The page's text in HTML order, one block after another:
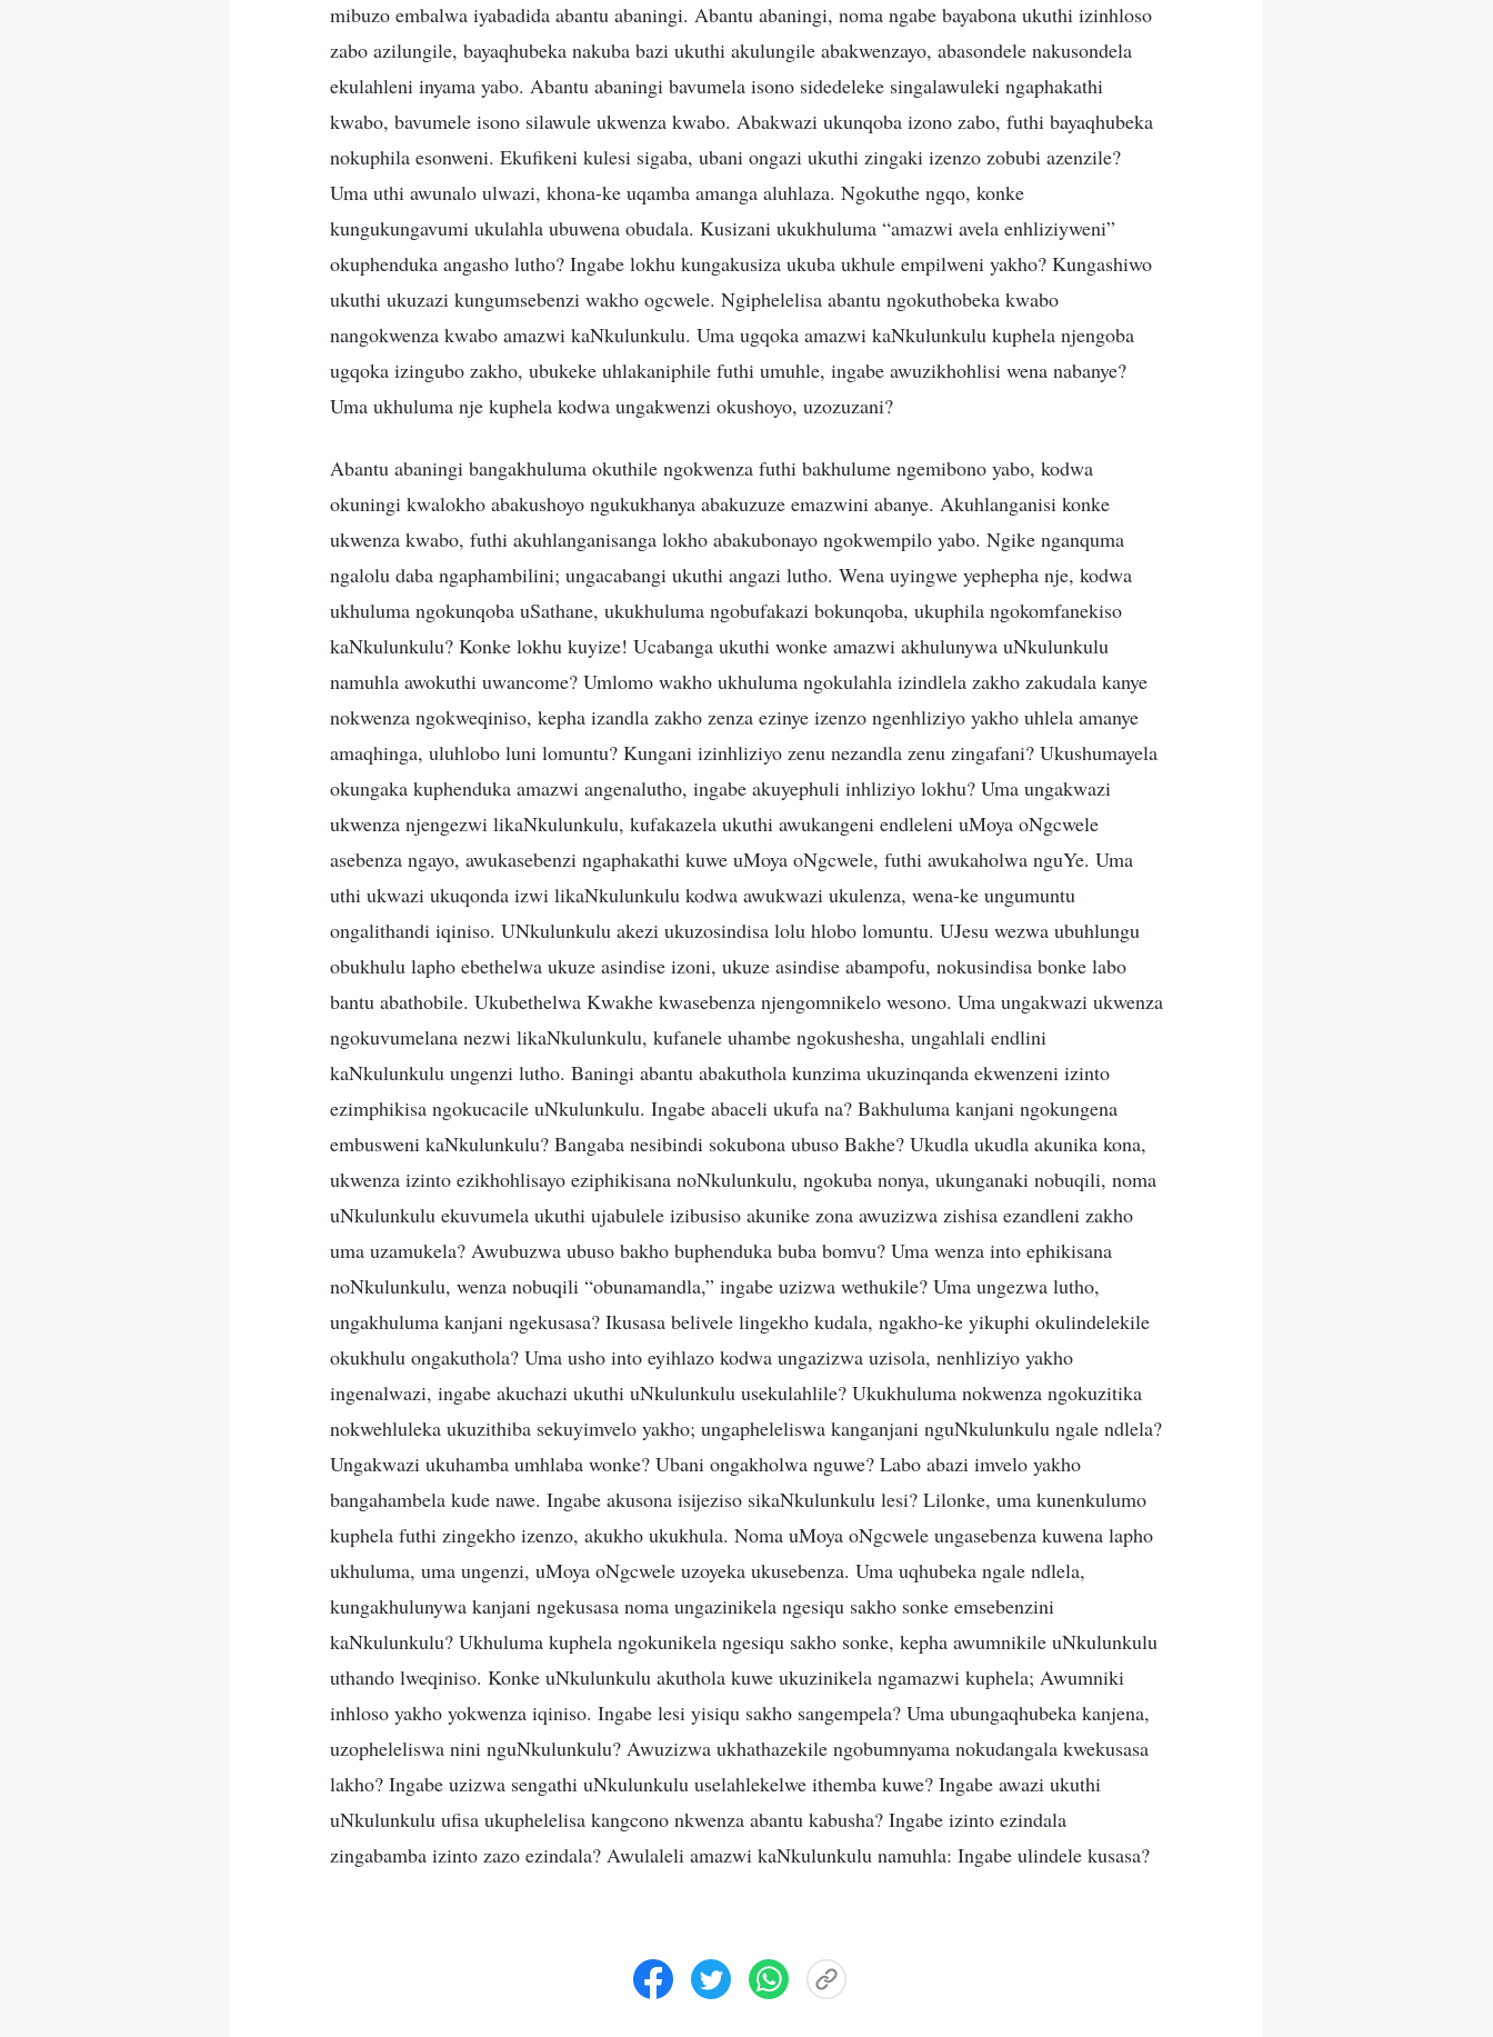
mibuzo embalwa iyabadida abantu abaningi. Abantu abaningi, noma ngabe bayabona ukuthi izinhloso
zabo azilungile, bayaqhubeka nakuba bazi ukuthi akulungile abakwenzayo, abasondele nakusondela
ekulahleni inyama yabo. Abantu abaningi bavumela isono sidedeleke singalawuleki ngaphakathi
kwabo, bavumele isono silawule ukwenza kwabo. Abakwazi ukunqoba izono zabo, futhi bayaqhubeka
nokuphila esonweni. Ekufikeni kulesi sigaba, ubani ongazi ukuthi zingaki izenzo zobubi azenzile?
Uma uthi awunalo ulwazi, khona-ke uqamba amanga aluhlaza. Ngokuthe ngqo, konke
kungukungavumi ukulahla ubuwena obudala. Kusizani ukukhuluma “amazwi avela enhliziyweni”
okuphenduka angasho lutho? Ingabe lokhu kungakusiza ukuba ukhule empilweni yakho? Kungashiwo
ukuthi ukuzazi kungumsebenzi wakho ogcwele. Ngiphelelisa abantu ngokuthobeka kwabo
nangokwenza kwabo amazwi kaNkulunkulu. Uma ugqoka amazwi kaNkulunkulu kuphela njengoba
ugqoka izingubo zakho, ubukeke uhlakaniphile futhi umuhle, ingabe awuzikhohlisi wena nabanye?
Uma ukhuluma nje kuphela kodwa ungakwenzi okushoyo, uzozuzani?
Abantu abaningi bangakhuluma okuthile ngokwenza futhi bakhulume ngemibono yabo, kodwa
okuningi kwalokho abakushoyo ngukukhanya abakuzuze emazwini abanye. Akuhlanganisi konke
ukwenza kwabo, futhi akuhlanganisanga lokho abakubonayo ngokwempilo yabo. Ngike nganquma
ngalolu daba ngaphambilini; ungacabangi ukuthi angazi lutho. Wena uyingwe yephepha nje, kodwa
ukhuluma ngokunqoba uSathane, ukukhuluma ngobufakazi bokunqoba, ukuphila ngokomfanekiso
kaNkulunkulu? Konke lokhu kuyize! Ucabanga ukuthi wonke amazwi akhulunywa uNkulunkulu
namuhla awokuthi uwancome? Umlomo wakho ukhuluma ngokulahla izindlela zakho zakudala kanye
nokwenza ngokweqiniso, kepha izandla zakho zenza ezinye izenzo ngenhliziyo yakho uhlela amanye
amaqhinga, uluhlobo luni lomuntu? Kungani izinhliziyo zenu nezandla zenu zingafani? Ukushumayela
okungaka kuphenduka amazwi angenalutho, ingabe akuyephuli inhliziyo lokhu? Uma ungakwazi
ukwenza njengezwi likaNkulunkulu, kufakazela ukuthi awukangeni endleleni uMoya oNgcwele
asebenza ngayo, awukasebenzi ngaphakathi kuwe uMoya oNgcwele, futhi awukaholwa nguYe. Uma
uthi ukwazi ukuqonda izwi likaNkulunkulu kodwa awukwazi ukulenza, wena-ke ungumuntu
ongalithandi iqiniso. UNkulunkulu akezi ukuzosindisa lolu hlobo lomuntu. UJesu wezwa ubuhlungu
obukhulu lapho ebethelwa ukuze asindise izoni, ukuze asindise abampofu, nokusindisa bonke labo
bantu abathobile. Ukubethelwa Kwakhe kwasebenza njengomnikelo wesono. Uma ungakwazi ukwenza
ngokuvumelana nezwi likaNkulunkulu, kufanele uhambe ngokushesha, ungahlali endlini
kaNkulunkulu ungenzi lutho. Baningi abantu abakuthola kunzima ukuzinqanda ekwenzeni izinto
ezimphikisa ngokucacile uNkulunkulu. Ingabe abaceli ukufa na? Bakhuluma kanjani ngokungena
embusweni kaNkulunkulu? Bangaba nesibindi sokubona ubuso Bakhe? Ukudla ukudla akunika kona,
ukwenza izinto ezikhohlisayo eziphikisana noNkulunkulu, ngokuba nonya, ukunganaki nobuqili, noma
uNkulunkulu ekuvumela ukuthi ujabulele izibusiso akunike zona awuzizwa zishisa ezandleni zakho
uma uzamukela? Awubuzwa ubuso bakho buphenduka buba bomvu? Uma wenza into ephikisana
noNkulunkulu, wenza nobuqili “obunamandla,” ingabe uzizwa wethukile? Uma ungezwa lutho,
ungakhuluma kanjani ngekusasa? Ikusasa belivele lingekho kudala, ngakho-ke yikuphi okulindelekile
okukhulu ongakuthola? Uma usho into eyihlazo kodwa ungazizwa uzisola, nenhliziyo yakho
ingenalwazi, ingabe akuchazi ukuthi uNkulunkulu usekulahlile? Ukukhuluma nokwenza ngokuzitika
nokwehluleka ukuzithiba sekuyimvelo yakho; ungapheleliswa kanganjani nguNkulunkulu ngale ndlela?
Ungakwazi ukuhamba umhlaba wonke? Ubani ongakholwa nguwe? Labo abazi imvelo yakho
bangahambela kude nawe. Ingabe akusona isijeziso sikaNkulunkulu lesi? Lilonke, uma kunenkulumo
kuphela futhi zingekho izenzo, akukho ukukhula. Noma uMoya oNgcwele ungasebenza kuwena lapho
ukhuluma, uma ungenzi, uMoya oNgcwele uzoyeka ukusebenza. Uma uqhubeka ngale ndlela,
kungakhulunywa kanjani ngekusasa noma ungazinikela ngesiqu sakho sonke emsebenzini
kaNkulunkulu? Ukhuluma kuphela ngokunikela ngesiqu sakho sonke, kepha awumnikile uNkulunkulu
uthando lweqiniso. Konke uNkulunkulu akuthola kuwe ukuzinikela ngamazwi kuphela; Awumniki
inhloso yakho yokwenza iqiniso. Ingabe lesi yisiqu sakho sangempela? Uma ubungaqhubeka kanjena,
uzopheleliswa nini nguNkulunkulu? Awuzizwa ukhathazekile ngobumnyama nokudangala kwekusasa
lakho? Ingabe uzizwa sengathi uNkulunkulu uselahlekelwe ithemba kuwe? Ingabe awazi ukuthi
uNkulunkulu ufisa ukuphelelisa kangcono nkwenza abantu kabusha? Ingabe izinto ezindala
zingabamba izinto zazo ezindala? Awulaleli amazwi kaNkulunkulu namuhla: Ingabe ulindele kusasa?